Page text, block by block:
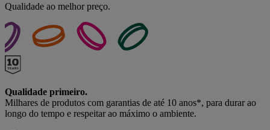
Qualidade ao melhor preço.
Qualidade primeiro.
Milhares de produtos com garantias de até 10 anos*, para durar ao
longo do tempo e respeitar ao máximo o ambiente.